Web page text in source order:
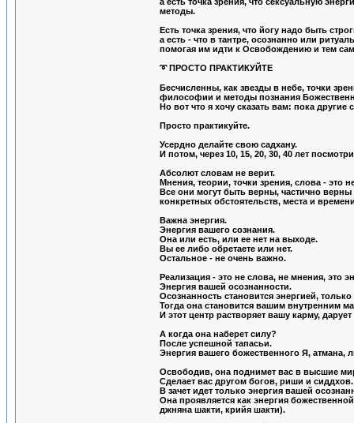
методы.
Есть точка зрения, что йогу надо быть
а есть - что в тантре, осознанно или
помогая им идти к Освобождению и тем
➰ ПРОСТО ПРАКТИКУЙТЕ
Бесчисленны, как звезды в небе, точки
философии и методы познания
Но вот что я хочу сказать вам: пока другие
Просто практикуйте.
Усердно делайте свою садхану.
И потом, через 10, 15, 20, 30, 40 лет
Абсолют словам не верит.
Мнения, теории, точки зрения, слова - это
Все они могут быть верны, частично
конкретных обстоятельств, места и
Важна энергия.
Энергия вашего сознания.
Она или есть, или ее нет на выходе.
Вы ее либо обретаете или нет.
Остальное - не очень важно.
Реализация - это не слова, не мнения, это
Энергия вашей осознанности.
Осознанность становится энергией,
Тогда она становится вашим внутренним
И этот центр растворяет вашу карму,
А когда она наберет силу?
После успешной тапасьи.
Энергия вашего божественного Я, атмана,
Освободив, она поднимет вас в высшие
Сделает вас другом богов, риши и сиддхов.
В зачет идет только энергия вашей
Она проявляется как энергия
джняна шакти, крийя шакти).